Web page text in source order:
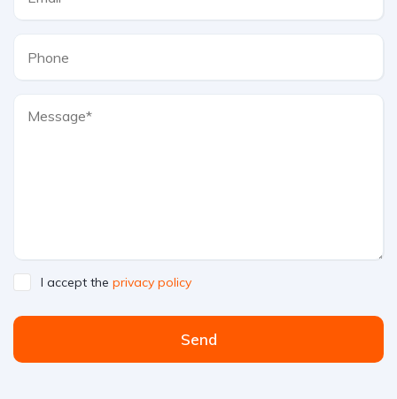
I accept the privacy policy
Send